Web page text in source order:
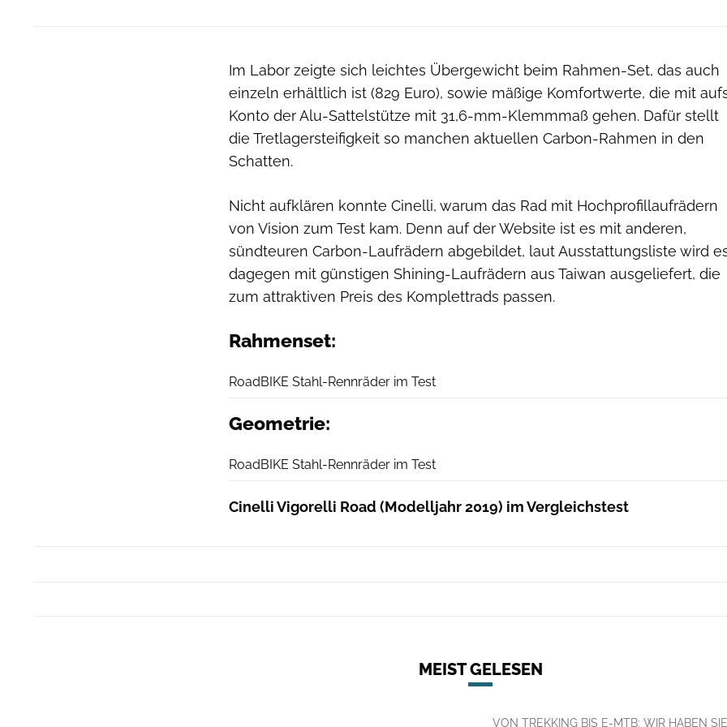
Im Labor zeigte sich leichtes Übergewicht beim Rahmen-Set, das auch
einzeln erhältlich ist (829 Euro), sowie mäßige Komfortwerte, die mit
Konto der Alu-Sattelstütze mit 31,6-mm-Klemmmaß gehen. Dafür stellt
die Tretlagersteifigkeit so manchen aktuellen Carbon-Rahmen in den
Schatten.
Nicht aufklären konnte Cinelli, warum das Rad mit Hochprofillaufrädern
von Vision zum Test kam. Denn auf der Website ist es mit anderen,
sündteuren Carbon-Laufrädern abgebildet, laut Ausstattungsliste wird
dagegen mit günstigen Shining-Laufrädern aus Taiwan ausgeliefert, die
zum attraktiven Preis des Komplettrads passen.
Rahmenset:
RoadBIKE Stahl-Rennräder im Test
Geometrie:
RoadBIKE Stahl-Rennräder im Test
Cinelli Vigorelli Road (Modelljahr 2019) im Vergleichstest
MEIST GELESEN
VON TREKKING BIS E-MTB: WIR HABEN SIE